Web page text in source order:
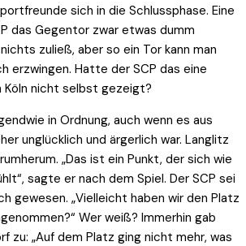
sich in die Schlussphase. Eine
das Gegentor zwar etwas dumm
zuließ, aber so ein Tor kann man
erzwingen. Hatte der SCP das eine
Köln nicht selbst gezeigt?
in Ordnung, auch wenn es aus
unglücklich und ärgerlich war. Langlitz
„Das ist ein Punkt, der sich wie
sagte er nach dem Spiel. Der SCP sei
gewesen. „Vielleicht haben wir den Platz
Wer weiß? Immerhin gab
zu: „Auf dem Platz ging nicht mehr, was